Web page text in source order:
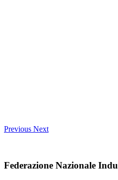
Previous Next
Federazione Nazionale